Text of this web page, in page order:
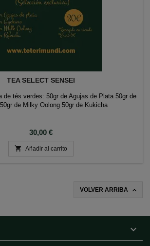
TEA SELECT SENSEI
de tés verdes: 50gr de Agujas de Plata 50gr de
de Milky Oolong 50gr de Kukicha
Precio
30,00 €
 Añadir al carrito
VOLVER ARRIBA 
